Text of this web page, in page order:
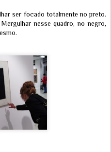
ser focado totalmente no preto.
nesse quadro, no negro,